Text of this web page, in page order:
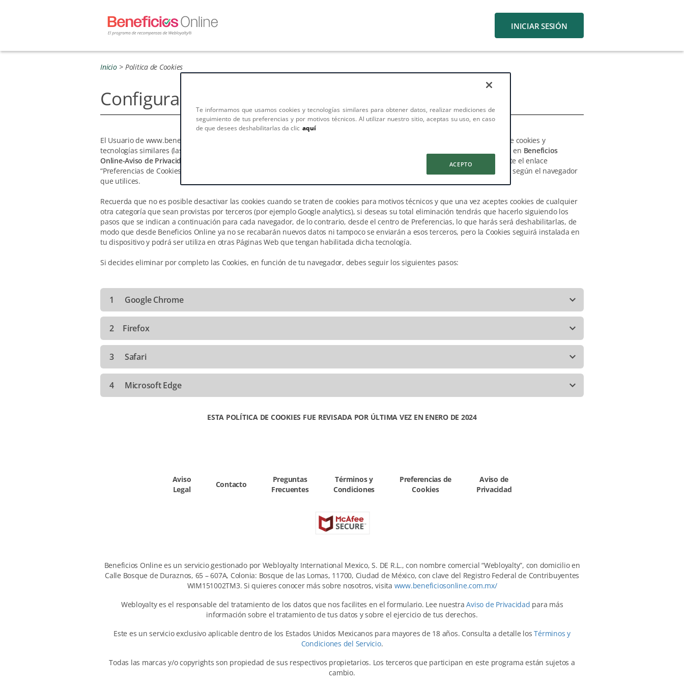
INICIAR SESIÓN
Inicio > Politica de Cookies
Configuración de Cookies
El Usuario de www.beneficiosonline.mx conoce y acepta que utilizamos un sistema de seguimiento mediante la utilización de cookies y
tecnologías similares (las "Cookies"), por lo que, por este medio se recaban datos personales. Consulta el Aviso de Privacidad en Beneficios
Online-Aviso de Privacidad
. En caso de que desees deshabilitar las cookies, ponemos a tu disposición dos vías; bien mediante el enlace
“Preferencias de Cookies” que encontrarás en el pie de página de nuestra Página Web o bien siguiendo los siguientes pasos, según el navegador
que utilices.
Recuerda que no es posible desactivar las cookies cuando se traten de cookies para motivos técnicos y que una vez aceptes cookies de cualquier
otra categoría que sean provistas por terceros (por ejemplo Google analytics), si deseas su total eliminación tendrás que hacerlo siguiendo los
pasos que se indican a continuación para cada navegador, de lo contrario, desde el centro de Preferencias, lo que harás será deshabilitarlas, de
modo que desde Beneficios Online ya no se recabarán nuevos datos ni tampoco se enviarán a esos terceros, pero la Cookies seguirá instalada en
tu dispositivo y podrá ser utiliza en otras Páginas Web que tengan habilitada dicha tecnología.
Si decides eliminar por completo las Cookies, en función de tu navegador, debes seguir los siguientes pasos:
1 Google Chrome
2 Firefox
3 Safari
4 Microsoft Edge
ESTA POLÍTICA DE COOKIES FUE REVISADA POR ÚLTIMA VEZ EN ENERO DE 2024
Aviso
Legal
Contacto
Preguntas
Frecuentes
Términos y
Condiciones
Preferencias de
Cookies
Aviso de
Privacidad
Beneficios Online es un servicio gestionado por Webloyalty International Mexico, S. DE R.L., con nombre comercial “Webloyalty”, con domicilio en
Calle Bosque de Duraznos, 65 – 607A, Colonia: Bosque de las Lomas, 11700, Ciudad de México, con clave del Registro Federal de Contribuyentes
WIM151002TM3. Si quieres conocer más sobre nosotros, visita www.beneficiosonline.com.mx/
Webloyalty es el responsable del tratamiento de los datos que nos facilites en el formulario. Lee nuestraAviso de Privacidad para más
información sobre el tratamiento de tus datos y sobre el ejercicio de tus derechos.
Este es un servicio exclusivo aplicable dentro de los Estados Unidos Mexicanos para mayores de 18 años. Consulta a detalle losTérminos y
Condiciones del Servicio.
Todas las marcas y/o copyrights son propiedad de sus respectivos propietarios. Los terceros que participan en este programa están sujetos a
cambio.
Te informamos que usamos cookies y tecnologías similares para obtener datos, realizar mediciones de
seguimiento de tus preferencias y por motivos técnicos. Al utilizar nuestro sitio, aceptas su uso, en caso
de que desees deshabilitarlas da clic aquí
ACEPTO